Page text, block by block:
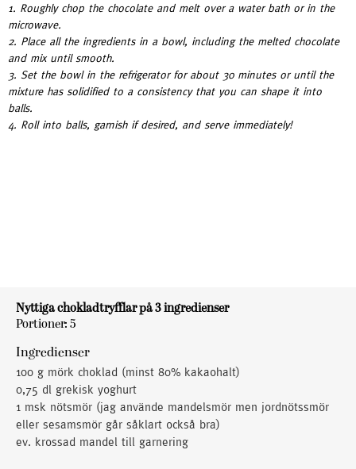
1. Roughly chop the chocolate and melt over a water bath or in the
microwave.
2. Place all the ingredients in a bowl, including the melted chocolate
and mix until smooth.
3. Set the bowl in the refrigerator for about 30 minutes or until the
mixture has solidified to a consistency that you can shape it into
balls.
4. Roll into balls, garnish if desired, and serve immediately!
Nyttiga chokladtryfflar på 3 ingredienser
Portioner: 5
Ingredienser
100 g mörk choklad (minst 80% kakaohalt)
0,75 dl grekisk yoghurt
1 msk nötsmör (jag använde mandelsmör men jordnötssmör
eller sesamsmör går såklart också bra)
ev. krossad mandel till garnering